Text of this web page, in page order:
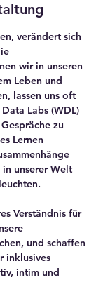
verändert sich
wir in unseren
Leben und
lassen uns oft
Labs (WDL)
zu
Lernen
unserer Welt
Verständnis für
und schaffen
inklusives
intim und